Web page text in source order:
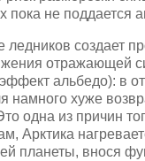
пока не поддается
ледников создает
отражающей
альбедо): в
намного хуже
одна из причин
Арктика
планеты, внося